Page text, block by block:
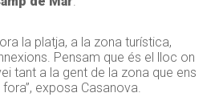
la platja, a la zona turística,
Pensam que és el lloc on
tant a la gent de la zona que ens
exposa Casanova.